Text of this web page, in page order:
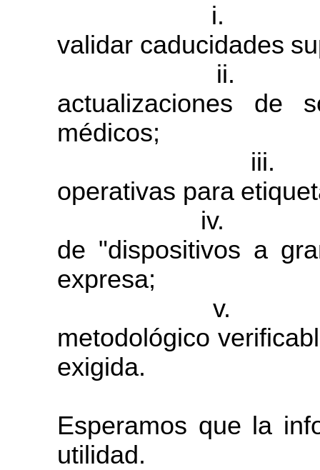
i.
validar caducidades
ii.
actualizaciones de
médicos;
iii.
operativas para
iv.
de "dispositivos a
expresa;
v.
metodológico
exigida.
Esperamos que la
utilidad.